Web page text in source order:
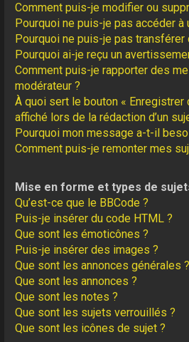
Comment puis-je modifier ou
Pourquoi ne puis-je pas accéder à
Pourquoi ne puis-je pas
Pourquoi ai-je reçu un
Comment puis-je rapporter des
modérateur ?
À quoi sert le bouton « Enregistrer
affiché lors de la rédaction d’un
Pourquoi mon message a-t-il
Comment puis-je remonter mes
Mise en forme et types de
Qu’est-ce que le BBCode ?
Puis-je insérer du code HTML ?
Que sont les émoticônes ?
Puis-je insérer des images ?
Que sont les annonces générales ?
Que sont les annonces ?
Que sont les notes ?
Que sont les sujets verrouillés ?
Que sont les icônes de sujet ?